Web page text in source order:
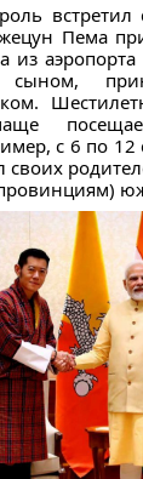
Пема
из аэропорта
с 6 по